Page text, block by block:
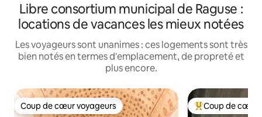
Libre consortium municipal de Raguse :
locations de vacances les mieux notées
Les voyageurs sont unanimes : ces logements sont très
bien notés en termes d'emplacement, de propreté et
plus encore.
Coup de cœur voyageurs
Coup de cœur voyageurs Coups de cœur
Coup de cœur